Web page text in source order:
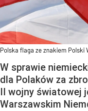
Polska flaga ze znakiem Polski
W sprawie
dla Polaków za
II wojny światowej
Warszawskim